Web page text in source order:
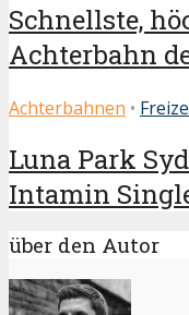
Schnellste,
Achterbahn
Achterbahnen •
Luna Park
Intamin
über den Autor